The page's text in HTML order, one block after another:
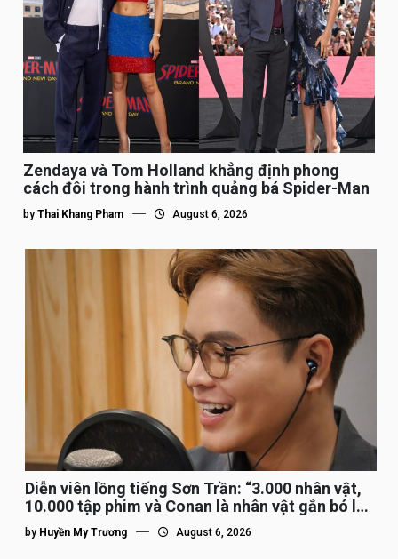
Zendaya và Tom Holland khẳng định phong
cách đôi trong hành trình quảng bá Spider-Man
by Thai Khang Pham August 6, 2026
Diễn viên lồng tiếng Sơn Trần: “3.000 nhân vật,
10.000 tập phim và Conan là nhân vật gắn bó lâu
nhất”
by Huyền My Trương August 6, 2026